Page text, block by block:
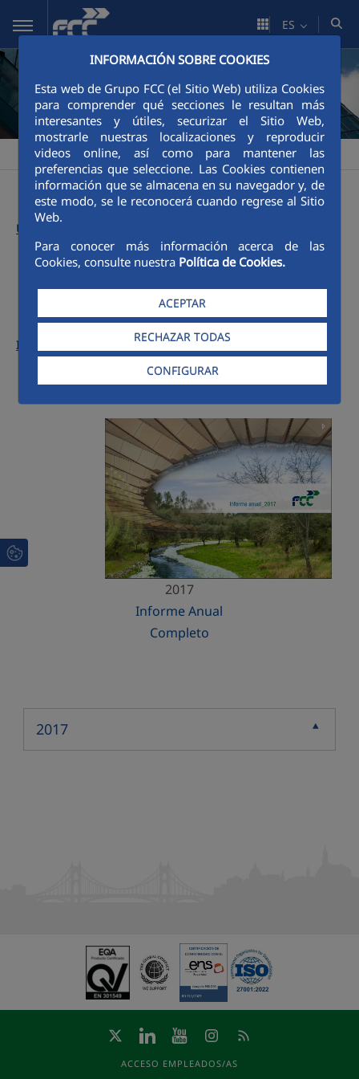
Saltar al contenido principal
INFORMACIÓN SOBRE COOKIES
Esta web de Grupo FCC (el Sitio Web) utiliza Cookies
para comprender qué secciones le resultan más
interesantes y útiles, securizar el Sitio Web,
mostrarle nuestras localizaciones y reproducir
videos online, así como para mantener las
preferencias que seleccione. Las Cookies contienen
información que se almacena en su navegador y, de
este modo, se le reconocerá cuando regrese al Sitio
Web.
Para conocer más información acerca de las
Cookies, consulte nuestra Política de Cookies.
ACEPTAR
RECHAZAR TODAS
CONFIGURAR
ES
FCC >Informe Anual FCC >Números anteriores >2017
Último informe:
Menú 2017
Informes anteriores:
Menú 2017
2017
Informe Anual
Completo
2017
Contraer
ACCESO EMPLEADOS/AS